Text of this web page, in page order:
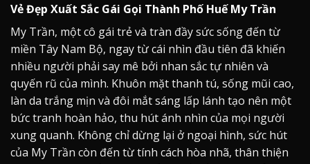
Vẻ Đẹp Xuất Sắc Gái Gọi Thành Phố Huế My Trần
My Trần, một cô gái trẻ và tràn đầy sức sống đến từ
miền Tây Nam Bộ, ngay từ cái nhìn đầu tiên đã khiến
nhiều người phải say mê bởi nhan sắc tự nhiên và
quyến rũ của mình. Khuôn mặt thanh tú, sống mũi cao,
làn da trắng mịn và đôi mắt sáng lấp lánh tạo nên một
bức tranh hoàn hảo, thu hút ánh nhìn của mọi người
xung quanh. Không chỉ dừng lại ở ngoại hình, sức hút
của My Trần còn đến từ tính cách hòa nhã, thân thiện